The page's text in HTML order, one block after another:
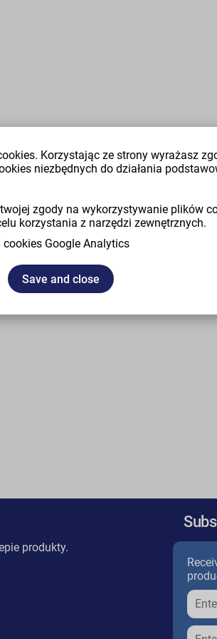
Korzystając ze strony wyrażasz
niezbędnych do działania
zgody na wykorzystywanie plików
korzystania z narzędzi zewnętrznych.
Google Analytics
Save and close
produkty.